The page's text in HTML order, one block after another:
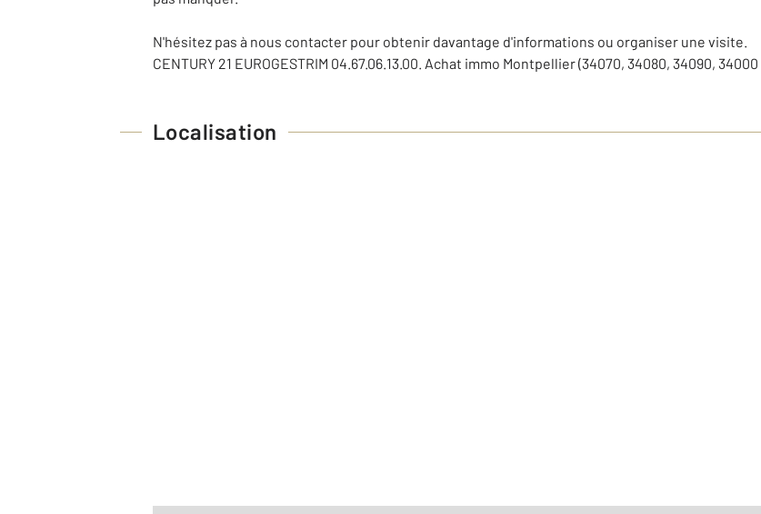
N'hésitez pas à nous contacter pour obtenir davantage d'informations ou organiser une visite.
CENTURY 21 EUROGESTRIM 04.67.06.13.00. Achat immo Montpellier (34070, 34080, 34090,
Localisation